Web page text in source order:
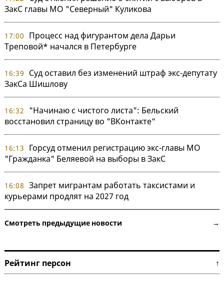
ЗакС главы МО "Северный" Куликова
17:00
Процесс над фигурантом дела Дарьи
Треповой* начался в Петербурге
16:39
Суд оставил без изменений штраф экс-депутату
ЗакСа Шишлову
16:32
"Начинаю с чистого листа": Бельский
восстановил страницу во "ВКонтакте"
16:13
Горсуд отменил регистрацию экс-главы МО
"Гражданка" Беляевой на выборы в ЗакС
16:08 Запрет мигрантам работать таксистами и
курьерами продлят на 2027 год
Смотреть предыдущие новости →
Рейтинг персон ↑